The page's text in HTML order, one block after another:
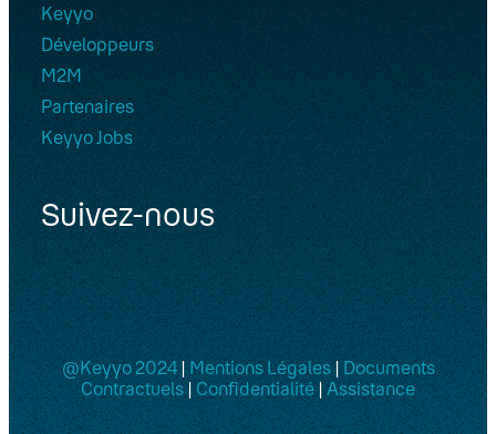
Keyyo
Développeurs
M2M
Partenaires
Keyyo Jobs
Suivez-nous
@Keyyo 2024| Mentions Légales|Documents
Contractuels|Confidentialité|Assistance